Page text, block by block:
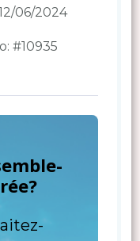
06/2024
#10935